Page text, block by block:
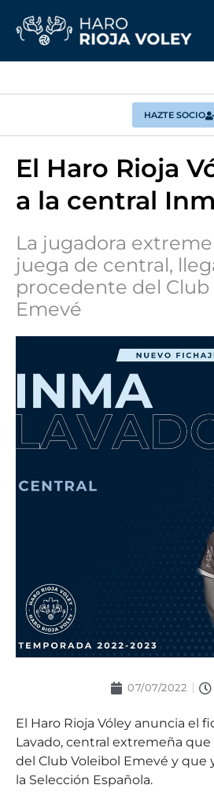
HAZTE SOCIO
El Haro Rioja
a la central
La jugadora
juega de central,
procedente del Club
Emevé
07/07/2022
El Haro Rioja Vóley anuncia el
Lavado, central extremeña
del Club Voleibol Emevé y que
la Selección Española.